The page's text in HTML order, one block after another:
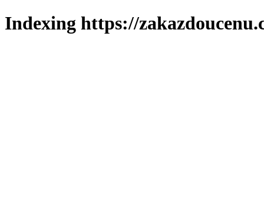
Indexing https://